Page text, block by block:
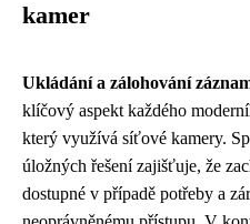
kamer
Ukládání a zálohování
klíčový aspekt každého
který využívá síťové kamery.
úložných řešení zajišťuje, že
dostupné v případě potřeby a